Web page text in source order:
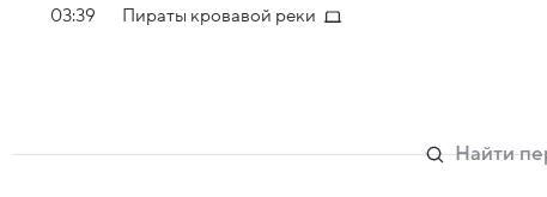
03:39
Пираты кровавой реки